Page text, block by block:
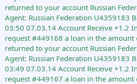
returned to your account Russian
Agent: Russian Federation U4359183
03:50 07.03.14 Account Receive +1.2
request #449168 a loan in the amount
returned to your account Russian
Agent: Russian Federation U4359183
03:49 07.03.14 Account Receive +1.2
request #449167 a loan in the amount